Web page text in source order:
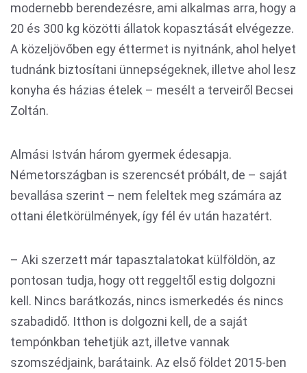
modernebb berendezésre, ami alkalmas arra, hogy a
20 és 300 kg közötti állatok kopasztását elvégezze.
A közeljövőben egy éttermet is nyitnánk, ahol helyet
tudnánk biztosítani ünnepségeknek, illetve ahol lesz
konyha és házias ételek – mesélt a terveiről Becsei
Zoltán.
Almási István három gyermek édesapja.
Németországban is szerencsét próbált, de – saját
bevallása szerint – nem feleltek meg számára az
ottani életkörülmények, így fél év után hazatért.
– Aki szerzett már tapasztalatokat külföldön, az
pontosan tudja, hogy ott reggeltől estig dolgozni
kell. Nincs barátkozás, nincs ismerkedés és nincs
szabadidő. Itthon is dolgozni kell, de a saját
tempónkban tehetjük azt, illetve vannak
szomszédjaink, barátaink. Az első földet 2015-ben